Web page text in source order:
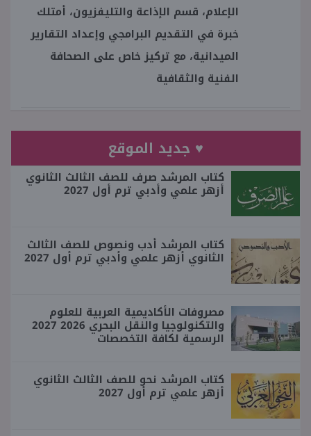
الإعلام، قسم الإذاعة والتليفزيون، أمتلك
خبرة في التقديم البرامجي وإعداد التقارير
الميدانية، مع تركيز خاص على الصحافة
الفنية والثقافية
♥ جديد الموقع
كتاب المرشد صرف للصف الثالث الثانوي
أزهر علمي وأدبي ترم أول 2027
كتاب المرشد أدب ونصوص للصف الثالث
الثانوي أزهر علمي وأدبي ترم أول 2027
مصروفات الأكاديمية العربية للعلوم
والتكنولوجيا والنقل البحري 2026 2027
الرسمية لكافة التخصصات
كتاب المرشد نحو للصف الثالث الثانوي
أزهر علمي ترم أول 2027